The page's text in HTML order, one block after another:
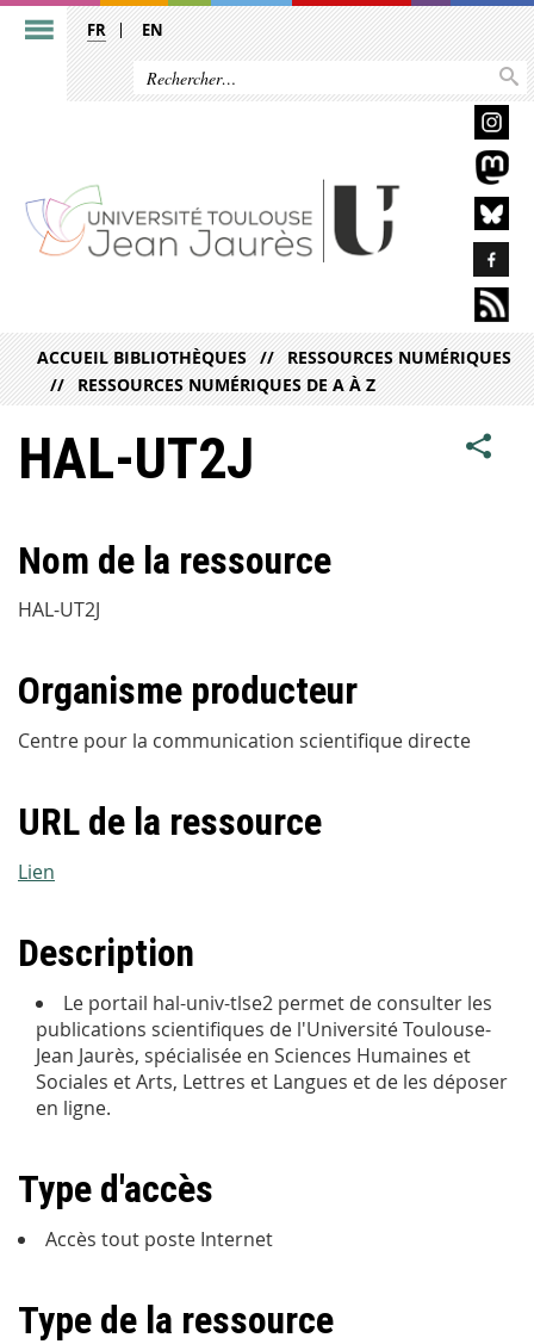
FR EN
ACCUEIL BIBLIOTHÈQUES
RESSOURCES NUMÉRIQUES
RESSOURCES NUMÉRIQUES DE A À Z
HAL-UT2J
Nom de la ressource
HAL-UT2J
Organisme producteur
Centre pour la communication scientifique directe
URL de la ressource
Lien
Description
Le portail hal-univ-tlse2 permet de consulter les
publications scientifiques de l'Université Toulouse-
Jean Jaurès, spécialisée en Sciences Humaines et
Sociales et Arts, Lettres et Langues et de les déposer
en ligne.
Type d'accès
Accès tout poste Internet
Type de la ressource